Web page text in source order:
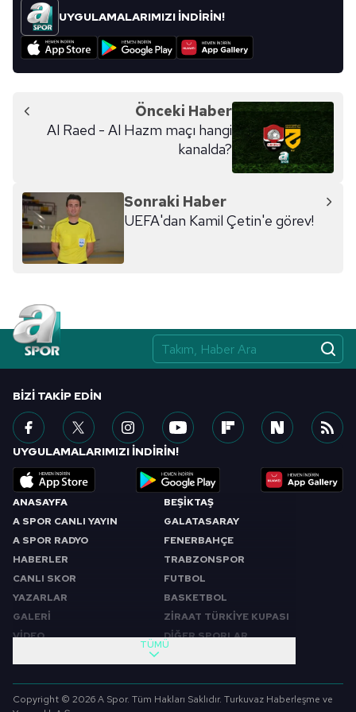
kullanılmaktadır. Bu çerezler vasıtasıyla çeşitli kişisel
verileriniz işlenmekte olup gerekli olan çerezler bilgi
toplumu hizmetlerinin sunulması amacıyla
kullanılmaktadır. Diğer çerezler, sitemizin daha işlevsel
reklam/pazarlama faaliyetlerinin yapılması, amaçlarıyla
sınırlı olarak açık rızanız dahilinde kullanılacaktır.
Çerezlere ilişkin tercihlerinizi aşağıda yer alan panel
için Ayarlar butonuna tıklayabilir,Çerez Bilgilendirme
Metnimiziziyaret edebilirsiniz.
6698 sayılı Kişisel Verilerin Korunması Kanunu uyarınca
almak için lütfen
UYGULAMALARIMIZI İNDİRİN!
Önceki Haber
Al Raed - Al Hazm maçı hangi
kanalda?
Sonraki Haber
UEFA'dan Kamil Çetin'e görev!
ANASAYFA
A SPOR CANLI YAYIN
A SPOR RADYO
HABERLER
CANLI SKOR
YAZARLAR
GALERİ
VİDEO
BEŞİKTAŞ
GALATASARAY
FENERBAHÇE
TRABZONSPOR
FUTBOL
BASKETBOL
ZİRAAT TÜRKİYE KUPASI
DİĞER SPORLAR
SABAH SPORU
FUTBOL
TÜMÜ
BIZI TAKIP EDIN
UYGULAMALARIMIZI İNDİRİN!
Copyright © 2026 A Spor. Tüm Hakları Saklıdır. Turkuvaz Haberleşme ve